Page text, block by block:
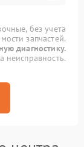
без учета
запчастей.
диагностику.